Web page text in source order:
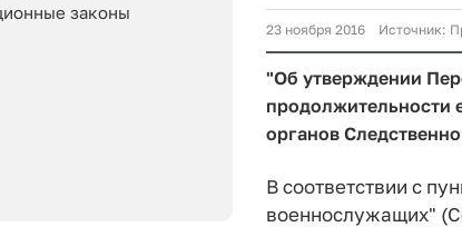
законы
23 ноября 2016 Источник:
"Об утверждении
продолжительности
органов
В соответствии с
военнослужащих"